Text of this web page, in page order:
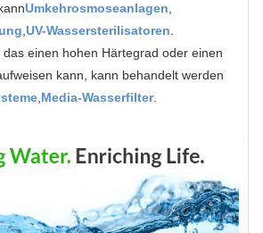
Umkehrosmoseanlagen
UV-Wassersterilisatoren
das einen hohen Härtegrad oder einen
kann, kann behandelt werden
Media-Wasserfilter.